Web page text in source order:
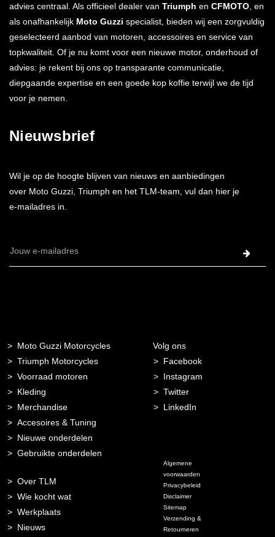
advies centraal. Als officieel dealer van Triumph en CFMOTO , en
als onafhankelijk Moto Guzzi specialist, bieden wij een zorgvuldig
geselecteerd aanbod van motoren, accessoires en service van
topkwaliteit. Of je nu komt voor een nieuwe motor, onderhoud of
advies: je rekent bij ons op transparante communicatie,
diepgaande expertise en een goede kop koffie terwijl we de tijd
voor je nemen.
Nieuwsbrief
Wil je op de hoogte blijven van nieuws en aanbiedingen
over Moto Guzzi, Triumph en het TLM-team, vul dan hier je
e-mailadres in.
E-
Moto Guzzi Motorcycles
Triumph Motorcycles
Voorraad motoren
Kleding
Merchandise
Accesoires & Tuning
Nieuwe onderdelen
Gebruikte onderdelen
Over TLM
Wie kocht wat
Werkplaats
Nieuws
Volg ons
Facebook
Instagram
Twitter
LinkedIn
Algemene
voorwaarden
Privacybeleid
Disclaimer
Sitemap
Verzending &
Retourneren